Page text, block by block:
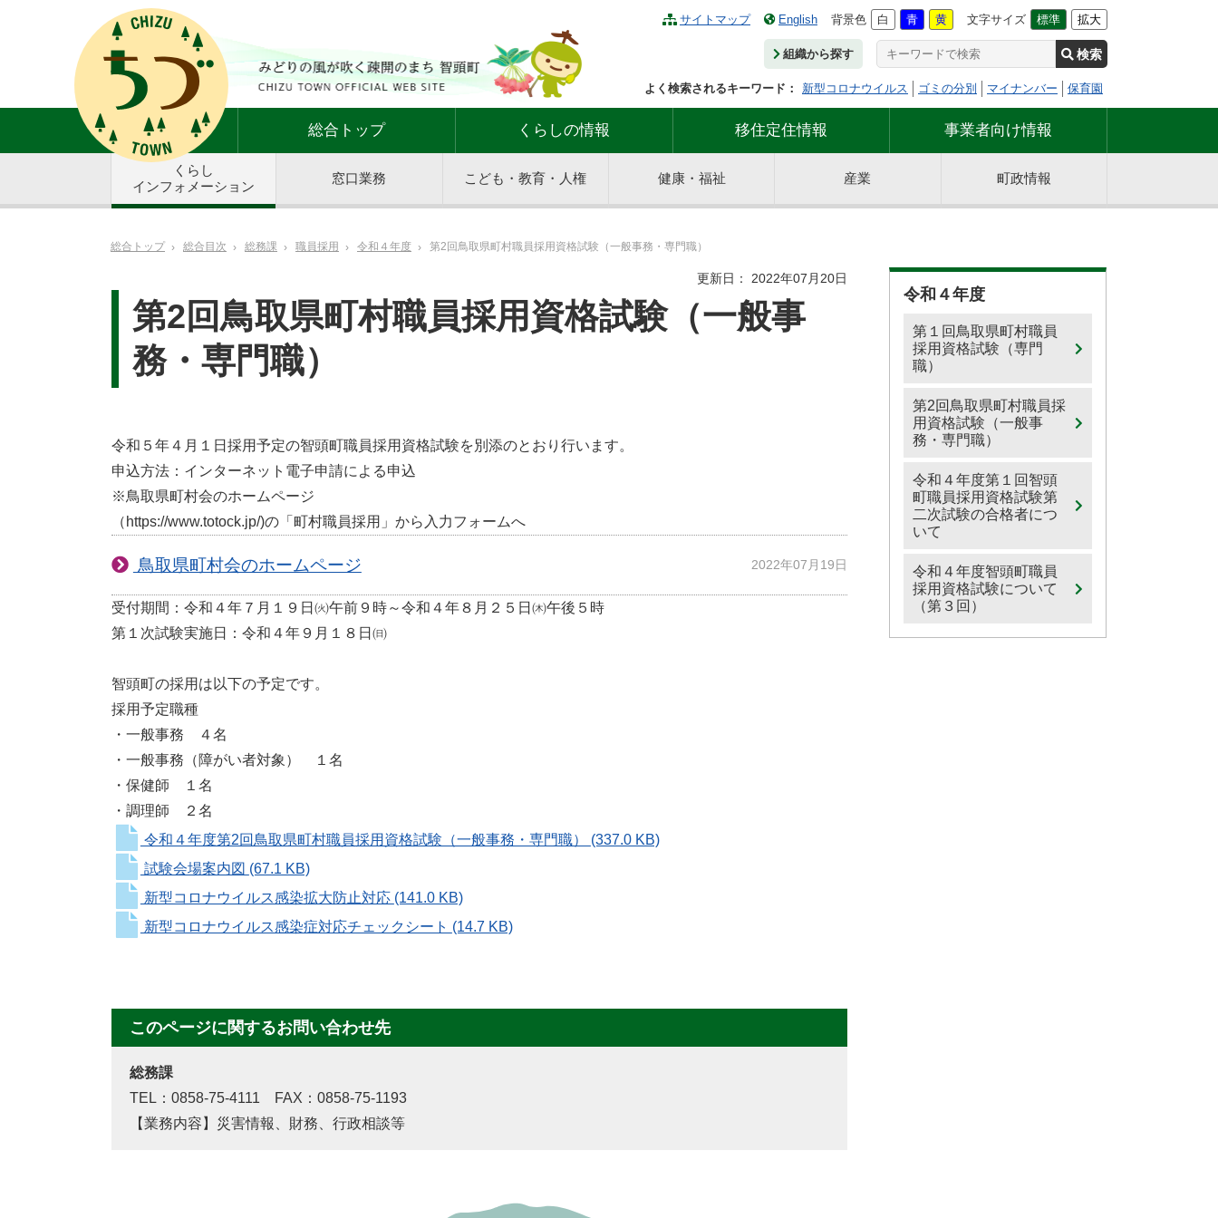
サイトマップ English 背景色 白 青 黄 文字サイズ 標準 拡大
組織から探す 検索
よく検索されるキーワード： 新型コロナウイルス ゴミの分別 マイナンバー 保育園
総合トップ くらしの情報 移住定住情報 事業者向け情報
くらし
インフォメーション
窓口業務 こども・教育・人権 健康・福祉 産業 町政情報
総合トップ 総合目次 総務課 職員採用 令和４年度 第2回鳥取県町村職員採用資格試験（一般事務・専門職）
更新日： 2022年07月20日
第2回鳥取県町村職員採用資格試験（一般事
務・専門職）
令和５年４月１日採用予定の智頭町職員採用資格試験を別添のとおり行います。
申込方法：インターネット電子申請による申込
※鳥取県町村会のホームページ
（https://www.totock.jp/)の「町村職員採用」から入力フォームへ
鳥取県町村会のホームページ 2022年07月19日
受付期間：令和４年７月１９日㈫午前９時～令和４年８月２５日㈭午後５時
第１次試験実施日：令和４年９月１８日㈰
智頭町の採用は以下の予定です。
採用予定職種
・一般事務 ４名
・一般事務（障がい者対象） １名
・保健師 １名
・調理師 ２名
令和４年度第2回鳥取県町村職員採用資格試験（一般事務・専門職） (337.0 KB)
試験会場案内図 (67.1 KB)
新型コロナウイルス感染拡大防止対応 (141.0 KB)
新型コロナウイルス感染症対応チェックシート (14.7 KB)
このページに関するお問い合わせ先
総務課
TEL：0858-75-4111 FAX：0858-75-1193
【業務内容】災害情報、財務、行政相談等
令和４年度
第１回鳥取県町村職員
採用資格試験（専門
職）
第2回鳥取県町村職員採
用資格試験（一般事
務・専門職）
令和４年度第１回智頭
町職員採用資格試験第
二次試験の合格者につ
いて
令和４年度智頭町職員
採用資格試験について
（第３回）